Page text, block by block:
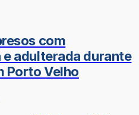
com
adulterada durante
Porto Velho